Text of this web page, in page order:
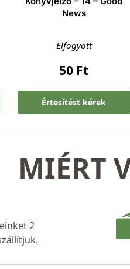
News
Elfogyott
50 Ft
Értesítést kérek
MIÉRT
2